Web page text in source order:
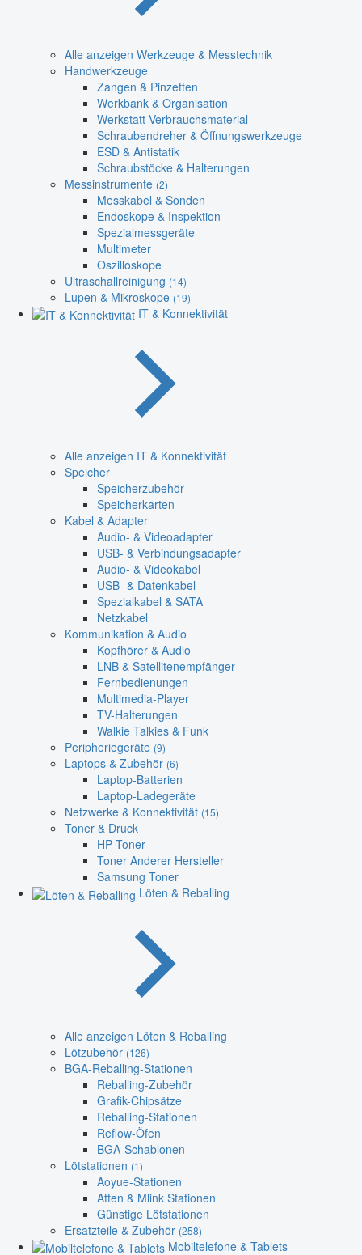
Alle anzeigen Werkzeuge & Messtechnik
Handwerkzeuge
Zangen & Pinzetten
Werkbank & Organisation
Werkstatt-Verbrauchsmaterial
Schraubendreher & Öffnungswerkzeuge
ESD & Antistatik
Schraubstöcke & Halterungen
Messinstrumente (2)
Messkabel & Sonden
Endoskope & Inspektion
Spezialmessgeräte
Multimeter
Oszilloskope
Ultraschallreinigung (14)
Lupen & Mikroskope (19)
IT & Konnektivität
Alle anzeigen IT & Konnektivität
Speicher
Speicherzubehör
Speicherkarten
Kabel & Adapter
Audio- & Videoadapter
USB- & Verbindungsadapter
Audio- & Videokabel
USB- & Datenkabel
Spezialkabel & SATA
Netzkabel
Kommunikation & Audio
Kopfhörer & Audio
LNB & Satellitenempfänger
Fernbedienungen
Multimedia-Player
TV-Halterungen
Walkie Talkies & Funk
Peripheriegeräte (9)
Laptops & Zubehör (6)
Laptop-Batterien
Laptop-Ladegeräte
Netzwerke & Konnektivität (15)
Toner & Druck
HP Toner
Toner Anderer Hersteller
Samsung Toner
Löten & Reballing
Alle anzeigen Löten & Reballing
Lötzubehör (126)
BGA-Reballing-Stationen
Reballing-Zubehör
Grafik-Chipsätze
Reballing-Stationen
Reflow-Öfen
BGA-Schablonen
Lötstationen (1)
Aoyue-Stationen
Atten & Mlink Stationen
Günstige Lötstationen
Ersatzteile & Zubehör (258)
Mobiltelefone & Tablets